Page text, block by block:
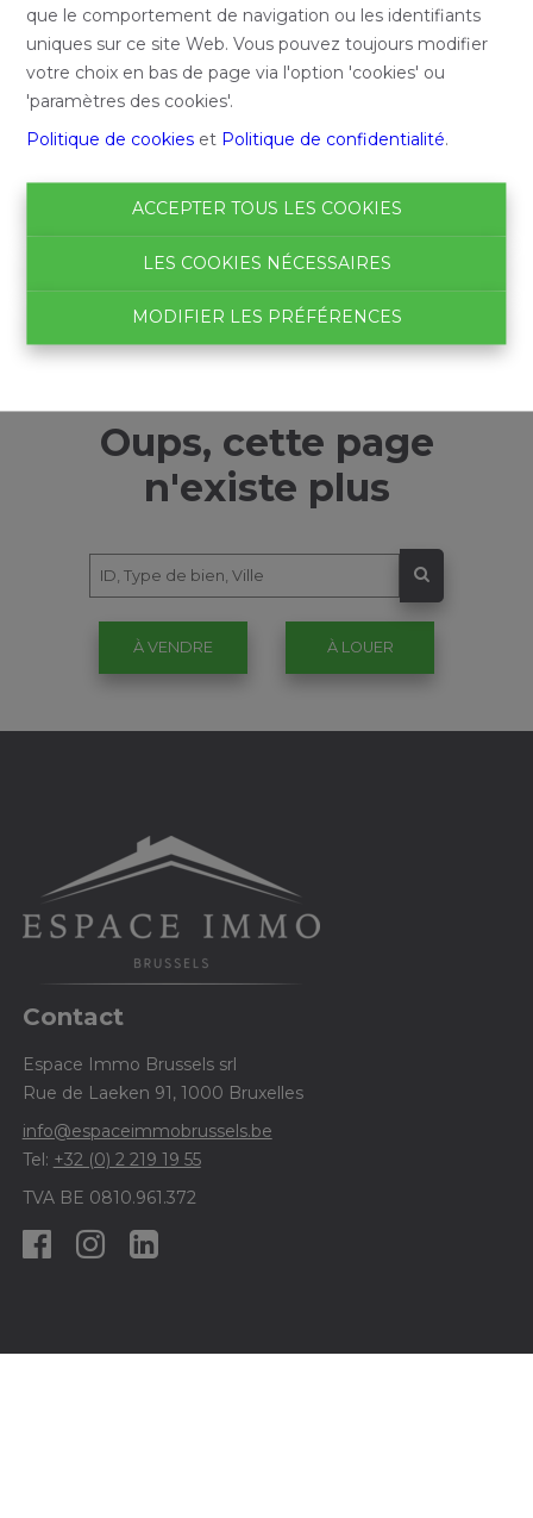
que le comportement de navigation ou les identifiants
uniques sur ce site Web. Vous pouvez toujours modifier
votre choix en bas de page via l'option 'cookies' ou
'paramètres des cookies'.
Politique de cookies et Politique de confidentialité.
ACCEPTER TOUS LES COOKIES
LES COOKIES NÉCESSAIRES
MODIFIER LES PRÉFÉRENCES
Oups, cette page
n'existe plus
À VENDRE À LOUER
Contact
Espace Immo Brussels srl
Rue de Laeken 91, 1000 Bruxelles
info@espaceimmobrussels.be
Tel: +32 (0) 2 219 19 55
TVA BE 0810.961.372